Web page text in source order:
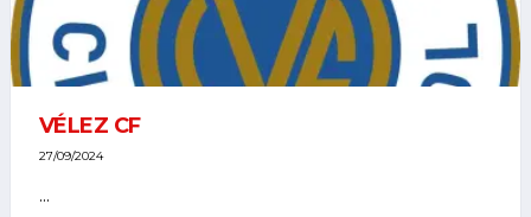
VÉLEZ CF
27/09/2024
...